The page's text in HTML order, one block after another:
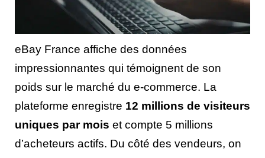
eBay France affiche des données
impressionnantes qui témoignent de son
poids sur le marché du e-commerce. La
plateforme enregistre 12 millions de visiteurs
uniques par mois et compte 5 millions
d’acheteurs actifs. Du côté des vendeurs, on